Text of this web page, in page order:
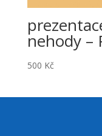
nehody –
500 Kč